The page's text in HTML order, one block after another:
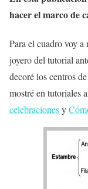
hacer el marcode
Para el cuadro voy
joyero del tutorial
decoré los centros
mostré en tutoriales
celebracionesy